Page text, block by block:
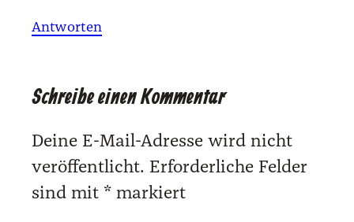
Antworten
Schreibe einen Kommentar
Deine E-Mail-Adresse wird nicht
veröffentlicht. Erforderliche Felder
sind mit * markiert